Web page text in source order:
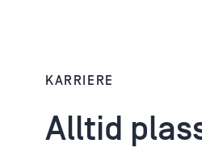
KARRIERE
Alltid